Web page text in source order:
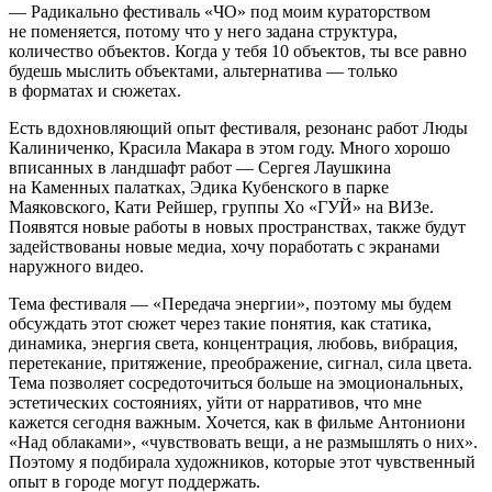
— Радикально фестиваль «ЧО» под моим кураторством
не поменяется, потому что у него задана структура,
количество объектов. Когда у тебя 10 объектов, ты все равно
будешь мыслить объектами, альтернатива — только
в форматах и сюжетах.
Есть вдохновляющий опыт фестиваля, резонанс работ Люды
Калиниченко, Красила Макара в этом году. Много хорошо
вписанных в ландшафт работ — Сергея Лаушкина
на Каменных палатках, Эдика Кубенского в парке
Маяковского, Кати Рейшер, группы Хо «ГУЙ» на ВИЗе.
Появятся новые работы в новых пространствах, также будут
задействованы новые медиа, хочу поработать с экранами
наружного видео.
Тема фестиваля — «Передача энергии», поэтому мы будем
обсуждать этот сюжет через такие понятия, как статика,
динамика, энергия света, концентрация, любовь, вибрация,
перетекание, притяжение, преображение, сигнал, сила цвета.
Тема позволяет сосредоточиться больше на эмоциональных,
эстетических состояниях, уйти от нарративов, что мне
кажется сегодня важным. Хочется, как в фильме Антониони
«Над облаками», «чувствовать вещи, а не размышлять о них».
Поэтому я подбирала художников, которые этот чувственный
опыт в городе могут поддержать.